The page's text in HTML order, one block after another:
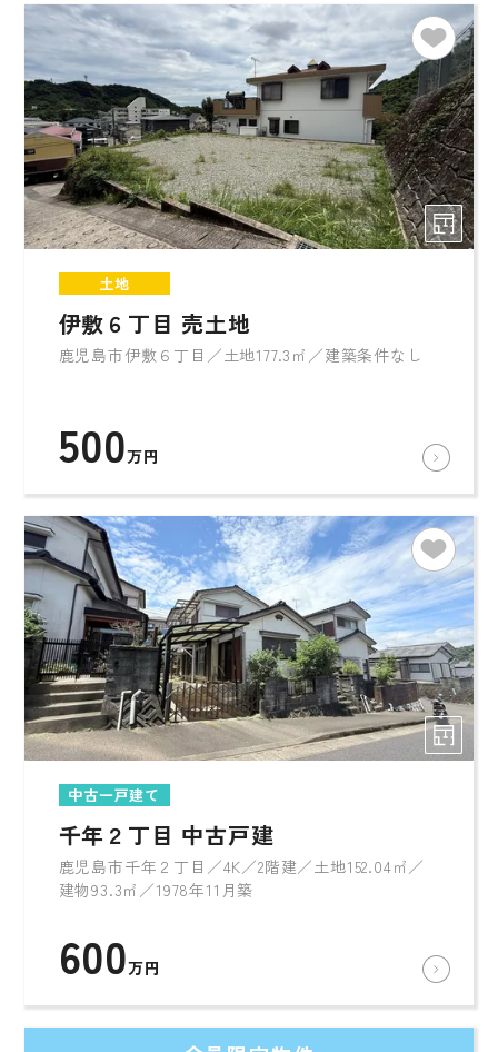
土地
伊敷６丁目 売土地
鹿児島市伊敷６丁目／土地177.3㎡／建築条件なし
500万円
中古一戸建て
千年２丁目 中古戸建
鹿児島市千年２丁目／4K／2階建／土地152.04㎡／
建物93.3㎡／1978年11月築
600万円